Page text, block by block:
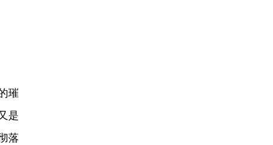
璀
是
落